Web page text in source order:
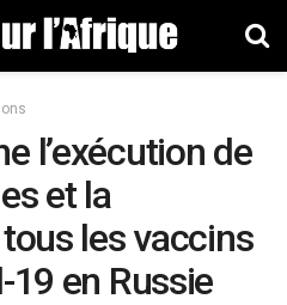
l’exécution de
et la
les vaccins
en Russie